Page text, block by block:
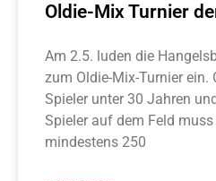
Oldie-Mix Turnier
Am 2.5. luden die
zum Oldie-Mix-Turnier ein.
Spieler unter 30 Jahren
Spieler auf dem Feld
mindestens 250